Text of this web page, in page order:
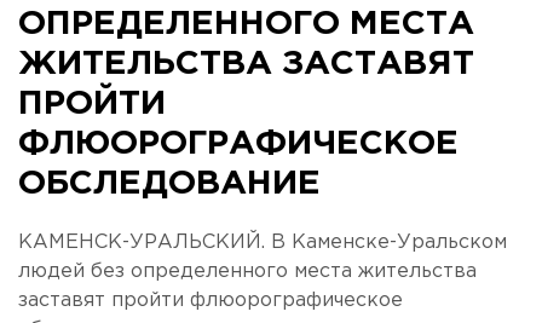
ОПРЕДЕЛЕННОГО МЕСТА
ЖИТЕЛЬСТВА ЗАСТАВЯТ
ПРОЙТИ
ФЛЮОРОГРАФИЧЕСКОЕ
ОБСЛЕДОВАНИЕ
КАМЕНСК-УРАЛЬСКИЙ. В Каменске-Уральском
людей без определенного места жительства
заставят пройти флюорографическое